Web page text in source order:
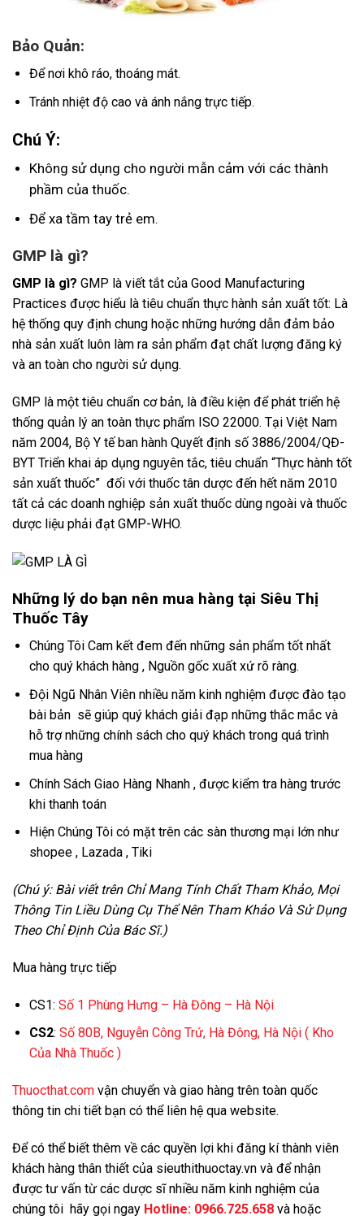
Bảo Quản:
Để nơi khô ráo, thoáng mát.
Tránh nhiệt độ cao và ánh nắng trực tiếp.
Chú Ý:
Không sử dụng cho người mẫn cảm với các thành
phầm của thuốc.
Để xa tầm tay trẻ em.
GMP là gì?
GMP là gì? GMP là viết tắt của Good Manufacturing
Practices được hiểu là tiêu chuẩn thực hành sản xuất tốt: Là
hệ thống quy định chung hoặc những hướng dẫn đảm bảo
nhà sản xuất luôn làm ra sản phẩm đạt chất lượng đăng ký
và an toàn cho người sử dụng.
GMP là một tiêu chuẩn cơ bản, là điều kiện để phát triển hệ
thống quản lý an toàn thực phẩm ISO 22000. Tại Việt Nam
năm 2004, Bộ Y tế ban hành Quyết định số 3886/2004/QĐ-
BYT Triển khai áp dụng nguyên tắc, tiêu chuẩn “Thực hành tốt
sản xuất thuốc” đối với thuốc tân dược đến hết năm 2010
tất cả các doanh nghiệp sản xuất thuốc dùng ngoài và thuốc
dược liệu phải đạt GMP-WHO.
Những lý do bạn nên mua hàng tại Siêu Thị
Thuốc Tây
Chúng Tôi Cam kết đem đến những sản phẩm tốt nhất
cho quý khách hàng , Nguồn gốc xuất xứ rõ ràng.
Đội Ngũ Nhân Viên nhiều năm kinh nghiệm được đào tạo
bài bản sẽ giúp quý khách giải đạp những thắc mắc và
hỗ trợ những chính sách cho quý khách trong quá trình
mua hàng
Chính Sách Giao Hàng Nhanh , được kiểm tra hàng trước
khi thanh toán
Hiện Chúng Tôi có mặt trên các sàn thương mại lớn như
shopee , Lazada , Tiki
(Chú ý: Bài viết trên Chỉ Mang Tính Chất Tham Khảo, Mọi
Thông Tin Liều Dùng Cụ Thể Nên Tham Khảo Và Sử Dụng
Theo Chỉ Định Của Bác Sĩ.)
Mua hàng trực tiếp
CS1: Số 1 Phùng Hưng – Hà Đông – Hà Nội
CS2: Số 80B, Nguyễn Công Trứ, Hà Đông, Hà Nội( Kho
Của Nhà Thuốc )
Thuocthat.com vận chuyển và giao hàng trên toàn quốc
thông tin chi tiết bạn có thể liên hệ qua website.
Để có thể biết thêm về các quyền lợi khi đăng kí thành viên
khách hàng thân thiết của sieuthithuoctay.vn và để nhận
được tư vấn từ các dược sĩ nhiều năm kinh nghiệm của
chúng tôi hãy gọi ngay Hotline: 0966.725.658 và hoặc